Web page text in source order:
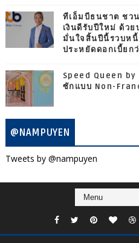
ทีเอ็มบีธนชาต ชว
เงินดีรับปีใหม่ ด้วย
มั่นใจสิ้นปีนี้รวบห
ประหยัดดอกเบี้ยก
Speed Queen
ซักแบบ Non-
@NAMPUYEN
Tweets by @nampuyen